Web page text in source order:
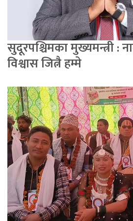
सुदूरपश्चिमका मुख्यमन्त्री :
विश्वास जित्नै हम्मे